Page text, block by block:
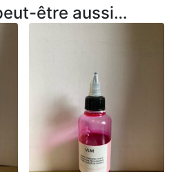
être aussi…